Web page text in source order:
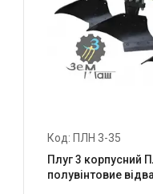
ПЛН 3-35
Плуг 3 корпусний
полувінтовие